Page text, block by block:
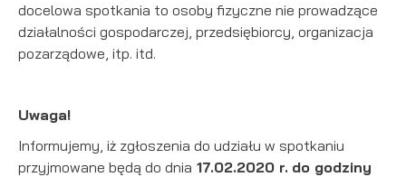
docelowa spotkania to osoby fizyczne nie prowadzące
działalności gospodarczej, przedsiębiorcy, organizacja
pozarządowe, itp. itd.
Uwaga!
Informujemy, iż zgłoszenia do udziału w spotkaniu
przyjmowane będą do dnia 17.02.2020 r. do godziny